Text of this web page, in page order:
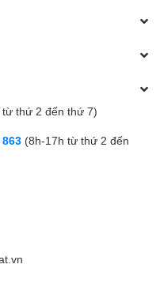
từ thứ 2 đến thứ 7)
863 (8h-17h từ thứ 2 đến